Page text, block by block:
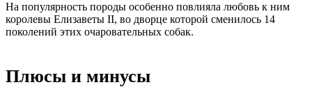
На популярность породы особенно повлияла любовь к ним
королевы Елизаветы II, во дворце которой сменилось 14
поколений этих очаровательных собак.
Плюсы и минусы